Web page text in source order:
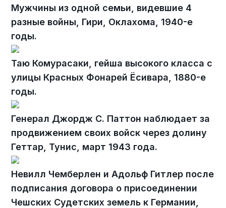
Мужчины из одной семьи, видевшие 4
разные войны, Гири, Оклахома, 1940-е
годы.
Таю Комурасаки, гейша высокого класса с
улицы Красных Фонарей Ёсивара, 1880-е
годы.
Генерал Джордж С. Паттон наблюдает за
продвижением своих войск через долину
Геттар, Тунис, март 1943 года.
Невилл Чемберлен и Адольф Гитлер после
подписания договора о присоединении
Чешских Судетских земель к Германии,